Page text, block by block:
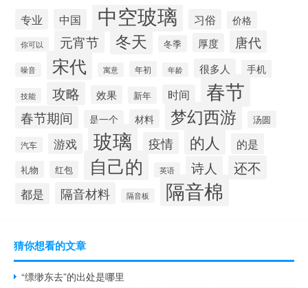
专业 中国 中空玻璃 习俗 价格
你可以 元宵节 冬天 冬季 厚度 唐代
噪音 宋代 寓意 年初 年龄 很多人 手机
技能 攻略 效果 新年 时间 春节
春节期间 是一个 材料 梦幻西游 汤圆
汽车 游戏 玻璃 疫情 的人 的是
礼物 红包 自己的 英语 诗人 还不
都是 隔音材料 隔音板 隔音棉
猜你想看的文章
“缥缈东去”的出处是哪里